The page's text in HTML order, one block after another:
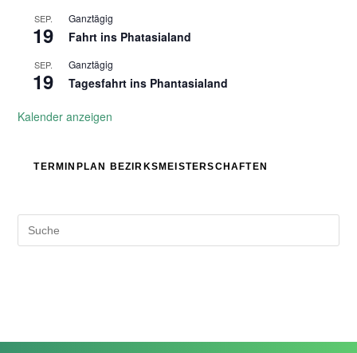
SEP.
19
Ganztägig
Fahrt ins Phatasialand
SEP.
19
Ganztägig
Tagesfahrt ins Phantasialand
Kalender anzeigen
TERMINPLAN BEZIRKSMEISTERSCHAFTEN